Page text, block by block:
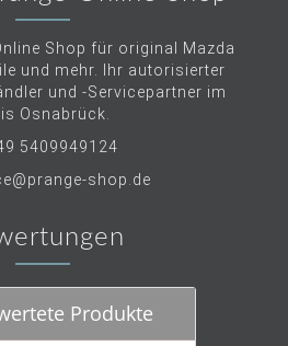
Shop für original Mazda
und mehr. Ihr autorisierter
und -Servicepartner im
Osnabrück.
5409949124
shop.de
Produkte